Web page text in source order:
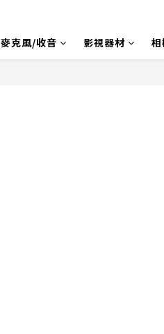
麥克風/收音 影視器材